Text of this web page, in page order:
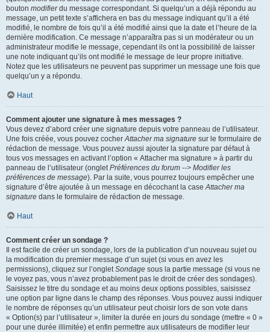
bouton modifierdu message correspondant. Si quelqu’un a déjà répondu au
message, un petit texte s’affichera en bas du message indiquant qu’il a été
modifié, le nombre de fois qu’il a été modifié ainsi que la date et l’heure de la
dernière modification. Ce message n’apparaîtra pas si un modérateur ou un
administrateur modifie le message, cependant ils ont la possibilité de laisser
une note indiquant qu’ils ont modifié le message de leur propre initiative.
Notez que les utilisateurs ne peuvent pas supprimer un message une fois que
quelqu’un y a répondu.
Haut
Comment ajouter une signature à mes messages ?
Vous devez d’abord créer une signature depuis votre panneau de l’utilisateur.
Une fois créée, vous pouvez cocherAttacher ma signature sur le formulaire de
rédaction de message. Vous pouvez aussi ajouter la signature par défaut à
tous vos messages en activant l’option « Attacher ma signature » à partir du
panneau de l’utilisateur (ongletPréférences du forum --> Modifier les
préférences de message). Par la suite, vous pourrez toujours empêcher une
signature d’être ajoutée à un message en décochant la caseAttacher ma
signature dans le formulaire de rédaction de message.
Haut
Comment créer un sondage ?
Il est facile de créer un sondage, lors de la publication d’un nouveau sujet ou
la modification du premier message d’un sujet (si vous en avez les
permissions), cliquez sur l’ongletSondage sous la partie message (si vous ne
le voyez pas, vous n’avez probablement pas le droit de créer des sondages).
Saisissez le titre du sondage et au moins deux options possibles, saisissez
une option par ligne dans le champ des réponses. Vous pouvez aussi indiquer
le nombre de réponses qu’un utilisateur peut choisir lors de son vote dans
« Option(s) par l’utilisateur », limiter la durée en jours du sondage (mettre « 0 »
pour une durée illimitée) et enfin permettre aux utilisateurs de modifier leur